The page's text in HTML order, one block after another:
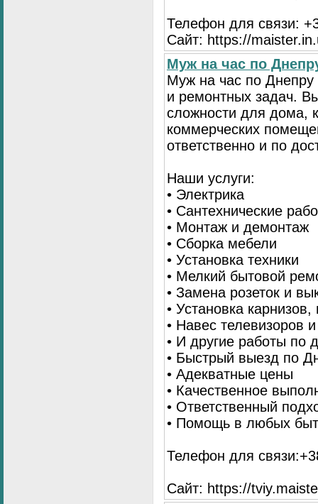
Телефон для связи:
Сайт: https://
Муж на час по
Муж на час по
и ремонтных задач.
сложности для дома,
коммерческих
ответственно и по
Наши услуги:
• Электрика
• Сантехнические
• Монтаж и демонтаж
• Сборка мебели
• Установка техники
• Мелкий бытовой
• Замена розеток и
• Установка
• Навес телевизоров
• И другие работы по
• Быстрый выезд по
• Адекватные цены
• Качественное
• Ответственный
• Помощь в любых
Телефон для
Сайт: https://